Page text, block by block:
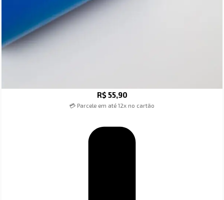
R$55,90
💳 Parcele em até 12x no cartão